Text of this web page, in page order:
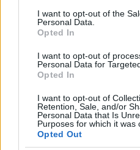
consent section.
I want to opt-out of the
Personal Data.
Opted In
I want to opt-out of
Personal Data for
Opted In
I want to opt-out of
Retention, Sale, and/or
Personal Data that Is
Purposes for which it was
Opted Out
19.06.2024 21:21